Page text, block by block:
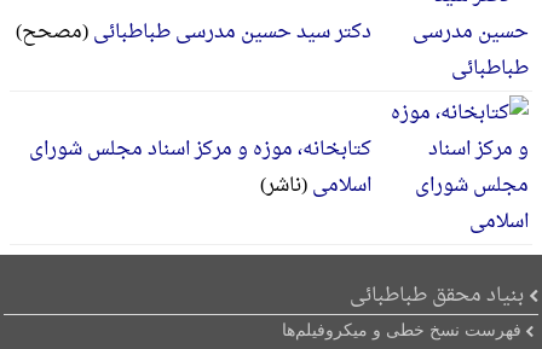
دکتر سید حسین مدرسی طباطبائی(مصحح)
کتابخانه، موزه و مرکز اسناد مجلس شورای
اسلامی(ناشر)
بنیاد محقق طباطبائی
فهرست نسخ خطی و میکروفیلم‌ها